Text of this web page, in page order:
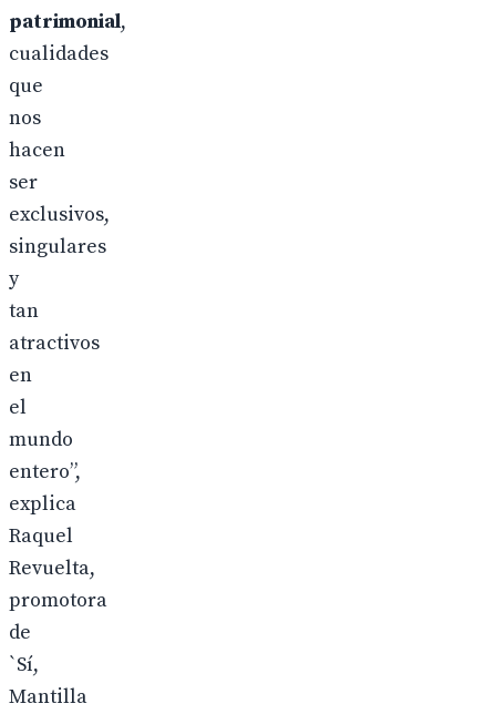
patrimonial,
cualidades
que
nos
hacen
ser
exclusivos,
singulares
y
tan
atractivos
en
el
mundo
entero”,
explica
Raquel
Revuelta,
promotora
de
`Sí,
Mantilla